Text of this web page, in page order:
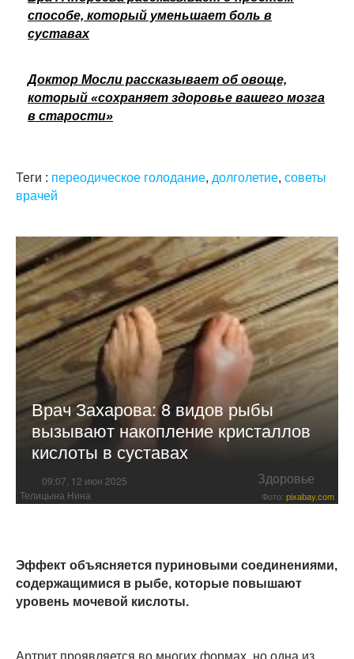
способе, который уменьшает боль в
суставах
Доктор Мосли рассказывает об овоще,
который «сохраняет здоровье вашего мозга
в старости»
Теги : переодическое голодание, долголетие, советы
врачей
Врач Захарова: 8 видов рыбы
вызывают накопление кристаллов
кислоты в суставах
09:07, 12 июн 2025 Здоровье
Телицына Нина Фото: pixabay.com
Эффект объясняется пуриновыми соединениями,
содержащимися в рыбе, которые повышают
уровень мочевой кислоты.